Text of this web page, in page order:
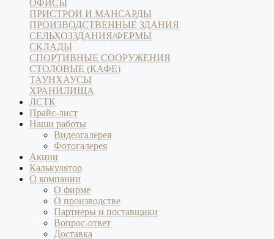
ОФИСЫ
ПРИСТРОИ И МАНСАРДЫ
ПРОИЗВОДСТВЕННЫЕ ЗДАНИЯ
СЕЛЬХОЗЗДАНИЯ/ФЕРМЫ
СКЛАДЫ
СПОРТИВНЫЕ СООРУЖЕНИЯ
СТОЛОВЫЕ (КАФЕ)
ТАУНХАУСЫ
ХРАНИЛИЩА
ЛСТК
Прайс-лист
Наши работы
Видеогалерея
Фотогалерея
Акции
Калькулятор
О компании
О фирме
О производстве
Партнеры и поставщики
Вопрос-ответ
Доставка